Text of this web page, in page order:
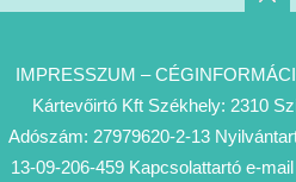
IMPRESSZUM –
Kártevőirtó Kft Székhely: 2310
Adószám: 27979620-2-13
13-09-206-459 Kapcsolattartó e-